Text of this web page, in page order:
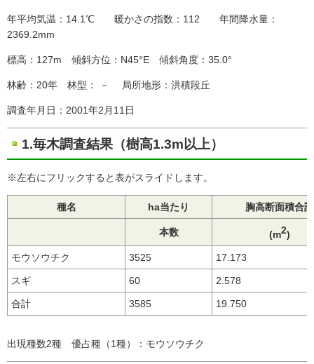
年平均気温：14.1℃ 暖かさの指数：112 年間降水量：
2369.2mm
標高：127m 傾斜方位：N45°E 傾斜角度：35.0°
林齢：20年 林型： － 局所地形：洪積段丘
調査年月日：2001年2月11日
1.毎木調査結果（樹高1.3m以上）
※左右にフリックすると表がスライドします。
種名 ha当たり 胸高断面積合計
本数 (m2)
モウソウチク 3525 17.173
スギ 60 2.578
合計 3585 19.750
出現種数2種 優占種（1種）：モウソウチク